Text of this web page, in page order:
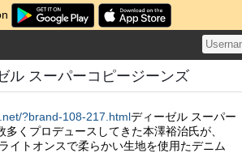
ル スーパーコピージーンズ
?brand-108-217.htmlディーゼル スーパー
くプロデュースしてきた本澤裕治氏が、
イトオンスで柔らかい生地を使用たデニム